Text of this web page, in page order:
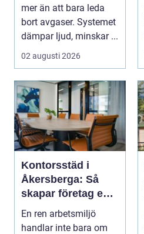
mer än att bara leda
bort avgaser. Systemet
dämpar ljud, minskar ...
02 augusti 2026
Kontorsstäd i
Åkersberga: Så
skapar företag en
ren, trygg och
effektiv arbetsplats
En ren arbetsmiljö
handlar inte bara om